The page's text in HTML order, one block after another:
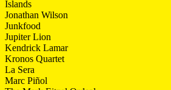
Islands
Jonathan Wilson
Junkfood
Jupiter Lion
Kendrick Lamar
Kronos Quartet
La Sera
Marc Piñol